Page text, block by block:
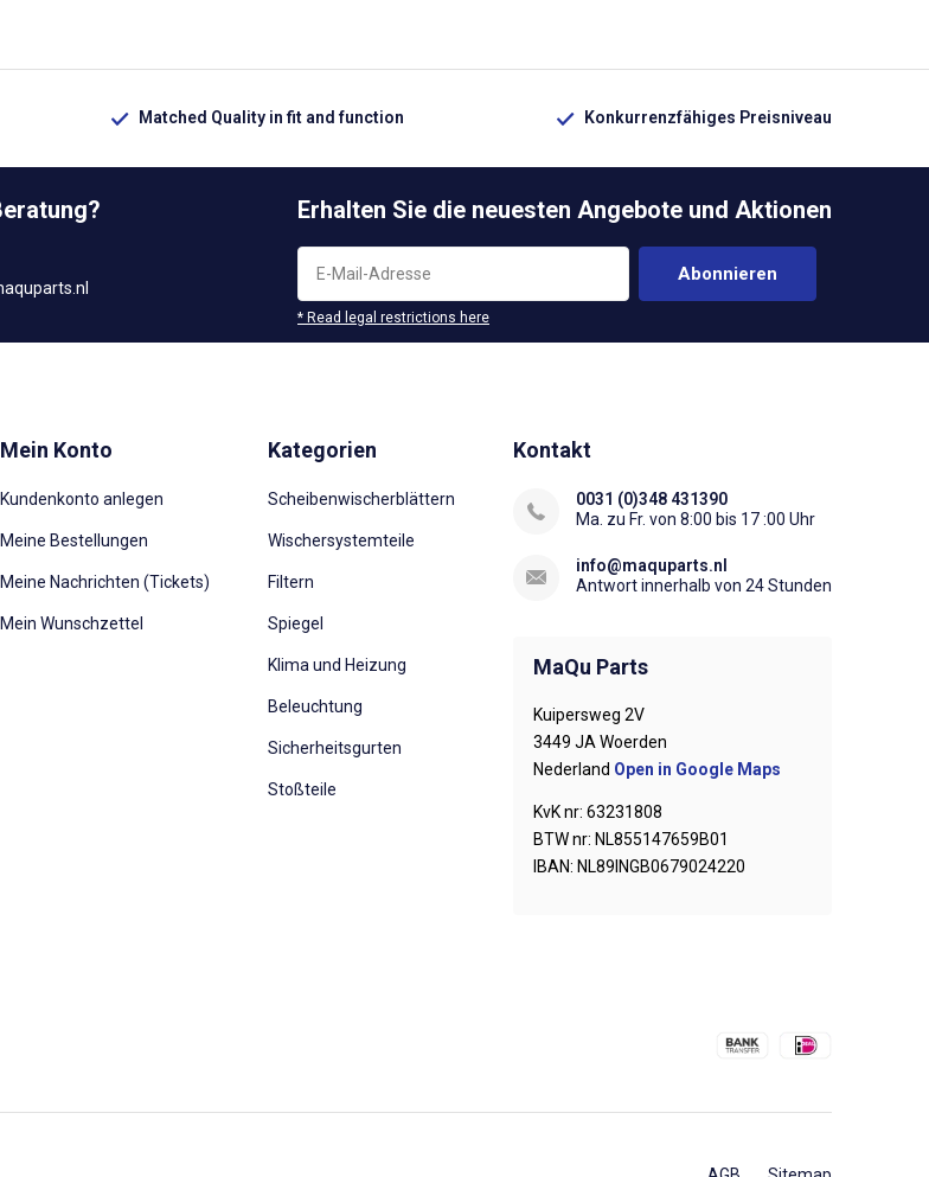
Matched Quality in fit and function Konkurrenzfähiges Preisniveau
Erhalten Sie die neuesten Angebote und Aktionen
Abonnieren
* Read legal restrictions here
Mein Konto
Kundenkonto anlegen
Meine Bestellungen
Meine Nachrichten (Tickets)
Mein Wunschzettel
Kategorien
Scheibenwischerblättern
Wischersystemteile
Filtern
Spiegel
Klima und Heizung
Beleuchtung
Sicherheitsgurten
Stoßteile
Kontakt
0031 (0)348 431390
Ma. zu Fr. von 8:00 bis 17 :00 Uhr
info@maquparts.nl
Antwort innerhalb von 24 Stunden
MaQu Parts
Kuipersweg 2V
3449 JA Woerden
Nederland Open in Google Maps
KvK nr: 63231808
BTW nr: NL855147659B01
IBAN: NL89INGB0679024220